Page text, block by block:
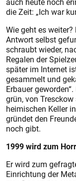
die Zeit: „Ich war
Wie geht es
Antwort selbst
schraubt wieder,
Regalen der Spie
später im Internet
gesammelt und
Erbauer
grün, von
heimischen Keller
gründet den
noch gibt.
1999 wird zum
Er wird zum
Einrichtung der